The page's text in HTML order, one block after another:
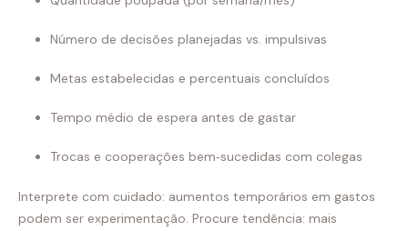
Número de decisões planejadas vs. impulsivas
Metas estabelecidas e percentuais concluídos
Tempo médio de espera antes de gastar
Trocas e cooperações bem‑sucedidas com colegas
Interprete com cuidado: aumentos temporários em gastos
podem ser experimentação. Procure tendência: mais